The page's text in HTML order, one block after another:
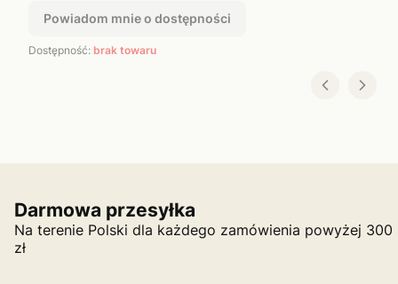
Powiadom mnie o dostępności
Dostępność: brak towaru
Darmowa przesyłka
Na terenie Polski dla każdego zamówienia powyżej 300
zł